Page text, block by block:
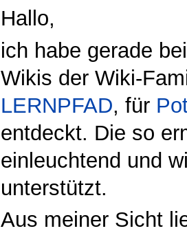
Hallo,
ich habe gerade
Wikis der Wiki-
LERNPFAD, für
entdeckt. Die so
einleuchtend und
unterstützt.
Aus meiner Sicht